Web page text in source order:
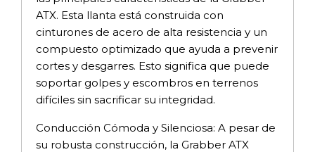
ATX. Esta llanta está construida con
cinturones de acero de alta resistencia y un
compuesto optimizado que ayuda a prevenir
cortes y desgarres. Esto significa que puede
soportar golpes y escombros en terrenos
difíciles sin sacrificar su integridad.
Conducción Cómoda y Silenciosa: A pesar de
su robusta construcción, la Grabber ATX